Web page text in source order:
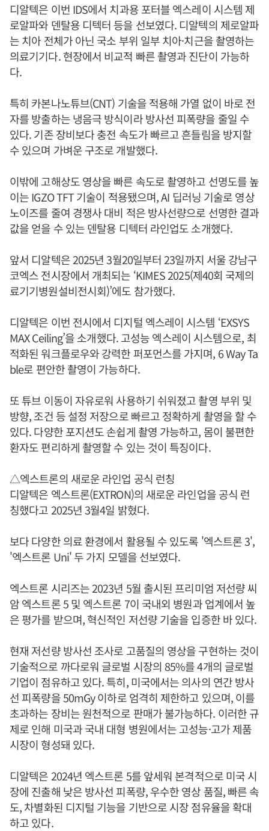
디알텍은 이번 IDS에서 치과용 포터블 엑스레이 시스템 제
로알파와 덴탈용 디텍터 등을 선보였다. 디알텍의 제로알파
는 치아 전체가 아닌 국소 부위 일부 치아·치근을 촬영하는
의료기기다. 현장에서 비교적 빠른 촬영과 진단이 가능하
다.
특히 카본나노튜브(CNT) 기술을 적용해 가열 없이 바로 전
자를 방출하는 냉음극 방식이라 방사선 피폭량을 줄일 수
있다. 기존 장비보다 충전 속도가 빠르고 흔들림을 방지할
수 있으며 가벼운 구조로 개발했다.
이밖에 고해상도 영상을 빠른 속도로 촬영하고 선명도를 높
이는 IGZO TFT 기술이 적용됐으며, AI 딥러닝 기술로 영상
노이즈를 줄여 경쟁사 대비 적은 방사선량으로 선명한 결과
값을 얻을 수 있는 덴탈용 디텍터 라인업도 소개했다.
앞서 디알텍은 2025년 3월20일부터 23일까지 서울 강남구
코엑스 전시장에서 개최되는 ‘KIMES 2025(제40회 국제의
료기기병원설비전시회)’에도 참가했다.
디알텍은 이번 전시에서 디지털 엑스레이 시스템 ‘EXSYS
MAX Ceiling’을 소개했다. 고성능 엑스레이 시스템으로, 최
적화된 워크플로우와 강력한 퍼포먼스를 가지며, 6 Way Ta
ble로 편안한 촬영이 가능하다.
또 튜브 이동이 자유로워 사용하기 쉬워졌고 촬영 부위 및
방향, 조건 등 설정 저장으로 빠르고 정확하게 촬영을 할 수
있다. 다양한 포지션도 손쉽게 촬영 가능하고, 몸이 불편한
환자도 편리하게 촬영할 수 있는 것이 특징이다.
△엑스트론의 새로운 라인업 공식 런칭
디알텍은 엑스트론(EXTRON)의 새로운 라인업을 공식 런
칭했다고 2025년 3월4일 밝혔다.
보다 다양한 의료 환경에서 활용될 수 있도록 '엑스트론 3',
'엑스트론 Uni' 두 가지 모델을 선보였다.
엑스트론 시리즈는 2023년 5월 출시된 프리미엄 저선량 씨
암 엑스트론 5 및 엑스트론 7이 국내외 병원과 업계에서 높
은 평가를 받으며, 혁신적인 저선량 기술을 입증한 바 있다.
현재 저선량 방사선 조사로 고품질의 영상을 구현하는 것이
기술적으로 까다로워 글로벌 시장의 85%를 4개의 글로벌
기업이 점유하고 있다. 특히, 미국에서는 의사의 연간 방사
선 피폭량을 50mGy 이하로 엄격히 제한하고 있으며, 이를
초과하는 장비는 원천적으로 판매가 불가능하다. 이러한 규
제로 인해 미국과 국내 대형 병원에서는 고성능·고가 제품
시장이 형성돼 있다.
디알텍은 2024년 엑스트론 5를 앞세워 본격적으로 미국 시
장에 진출해 낮은 방사선 피폭량, 우수한 영상 품질, 빠른 속
도, 차별화된 디지털 기능을 기반으로 시장 점유율을 확대
하고 있다.